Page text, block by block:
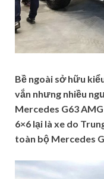
Bề ngoài sở hữu
vắn nhưng nhiều
Mercedes G63
6×6 lại là xe do
toàn bộ Mercedes